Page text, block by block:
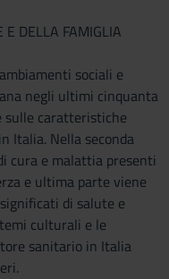
E DELLA FAMIGLIA
sociali e
negli ultimi cinquanta
sulle caratteristiche
Italia. Nella seconda
cura e malattia presenti
e ultima parte viene
di salute e
culturali e le
sanitario in Italia